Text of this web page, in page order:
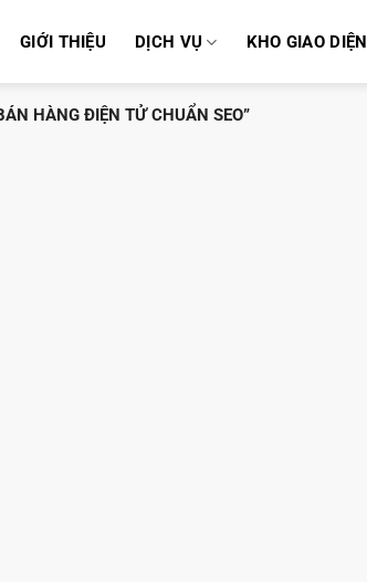
GIỚI THIỆU DỊCH VỤ KHO GIAO DIỆN
HÀNG ĐIỆN TỬ CHUẨN SEO”